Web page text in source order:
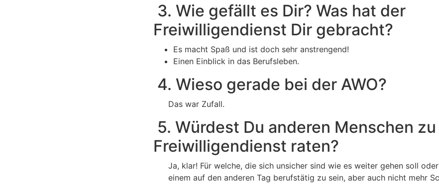
3. Wie gefällt es Dir? Was hat der
Freiwilligendienst Dir gebracht?
Es macht Spaß und ist doch sehr anstrengend!
Einen Einblick in das Berufsleben.
4. Wieso gerade bei der AWO?
Das war Zufall.
5. Würdest Du anderen Menschen
Freiwilligendienst raten?
Ja, klar! Für welche, die sich unsicher sind wie es weiter gehen soll
einem auf den anderen Tag berufstätig zu sein, aber auch nicht mehr